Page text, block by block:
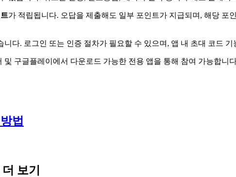
가 적립됩니다. 오답을 제출해도 일부 포인트가 지급되며, 해당 포
다. 로그인 또는 인증 절차가 필요할 수 있으며, 앱 내 초대 코드
및 구글플레이에서 다운로드 가능한 전용 앱을 통해 참여 가능합니
법
보기